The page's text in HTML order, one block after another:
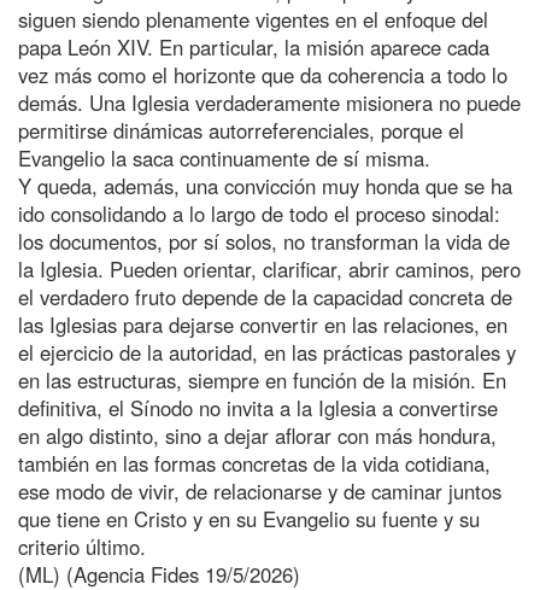
siguen siendo plenamente vigentes en el enfoque del
papa León XIV. En particular, la misión aparece cada
vez más como el horizonte que da coherencia a todo lo
demás. Una Iglesia verdaderamente misionera no puede
permitirse dinámicas autorreferenciales, porque el
Evangelio la saca continuamente de sí misma.
Y queda, además, una convicción muy honda que se ha
ido consolidando a lo largo de todo el proceso sinodal:
los documentos, por sí solos, no transforman la vida de
la Iglesia. Pueden orientar, clarificar, abrir caminos, pero
el verdadero fruto depende de la capacidad concreta de
las Iglesias para dejarse convertir en las relaciones, en
el ejercicio de la autoridad, en las prácticas pastorales y
en las estructuras, siempre en función de la misión. En
definitiva, el Sínodo no invita a la Iglesia a convertirse
en algo distinto, sino a dejar aflorar con más hondura,
también en las formas concretas de la vida cotidiana,
ese modo de vivir, de relacionarse y de caminar juntos
que tiene en Cristo y en su Evangelio su fuente y su
criterio último.
(ML) (Agencia Fides 19/5/2026)